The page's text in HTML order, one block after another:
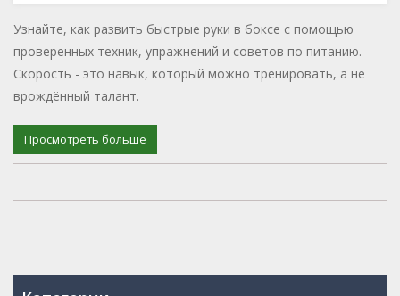
Узнайте, как развить быстрые руки в боксе с помощью
проверенных техник, упражнений и советов по питанию.
Скорость - это навык, который можно тренировать, а не
врождённый талант.
Просмотреть больше